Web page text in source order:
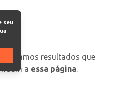
seu
resultados que
a essa página.